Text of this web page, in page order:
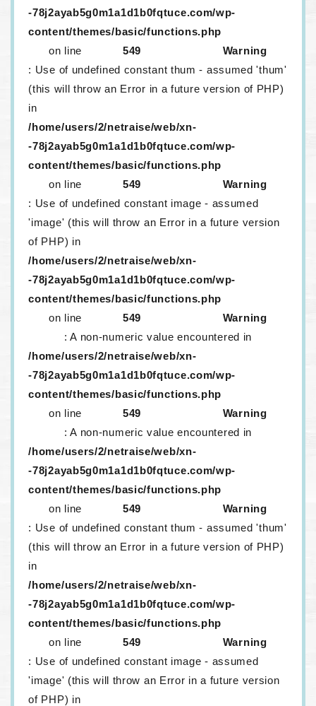
-78j2ayab5g0m1a1d1b0fqtuce.com/wp-
content/themes/basic/functions.php
on line
549
Warning
: Use of undefined constant thum - assumed 'thum'
(this will throw an Error in a future version of PHP)
in
/home/users/2/netraise/web/xn-
-78j2ayab5g0m1a1d1b0fqtuce.com/wp-
content/themes/basic/functions.php
on line
549
Warning
: Use of undefined constant image - assumed
'image' (this will throw an Error in a future version
of PHP) in
/home/users/2/netraise/web/xn-
-78j2ayab5g0m1a1d1b0fqtuce.com/wp-
content/themes/basic/functions.php
on line
549
Warning
: A non-numeric value encountered in
/home/users/2/netraise/web/xn-
-78j2ayab5g0m1a1d1b0fqtuce.com/wp-
content/themes/basic/functions.php
on line
549
Warning
: A non-numeric value encountered in
/home/users/2/netraise/web/xn-
-78j2ayab5g0m1a1d1b0fqtuce.com/wp-
content/themes/basic/functions.php
on line
549
Warning
: Use of undefined constant thum - assumed 'thum'
(this will throw an Error in a future version of PHP)
in
/home/users/2/netraise/web/xn-
-78j2ayab5g0m1a1d1b0fqtuce.com/wp-
content/themes/basic/functions.php
on line
549
Warning
: Use of undefined constant image - assumed
'image' (this will throw an Error in a future version
of PHP) in